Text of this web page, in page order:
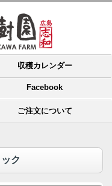
収穫カレンダー
Facebook
ご注文について
ク